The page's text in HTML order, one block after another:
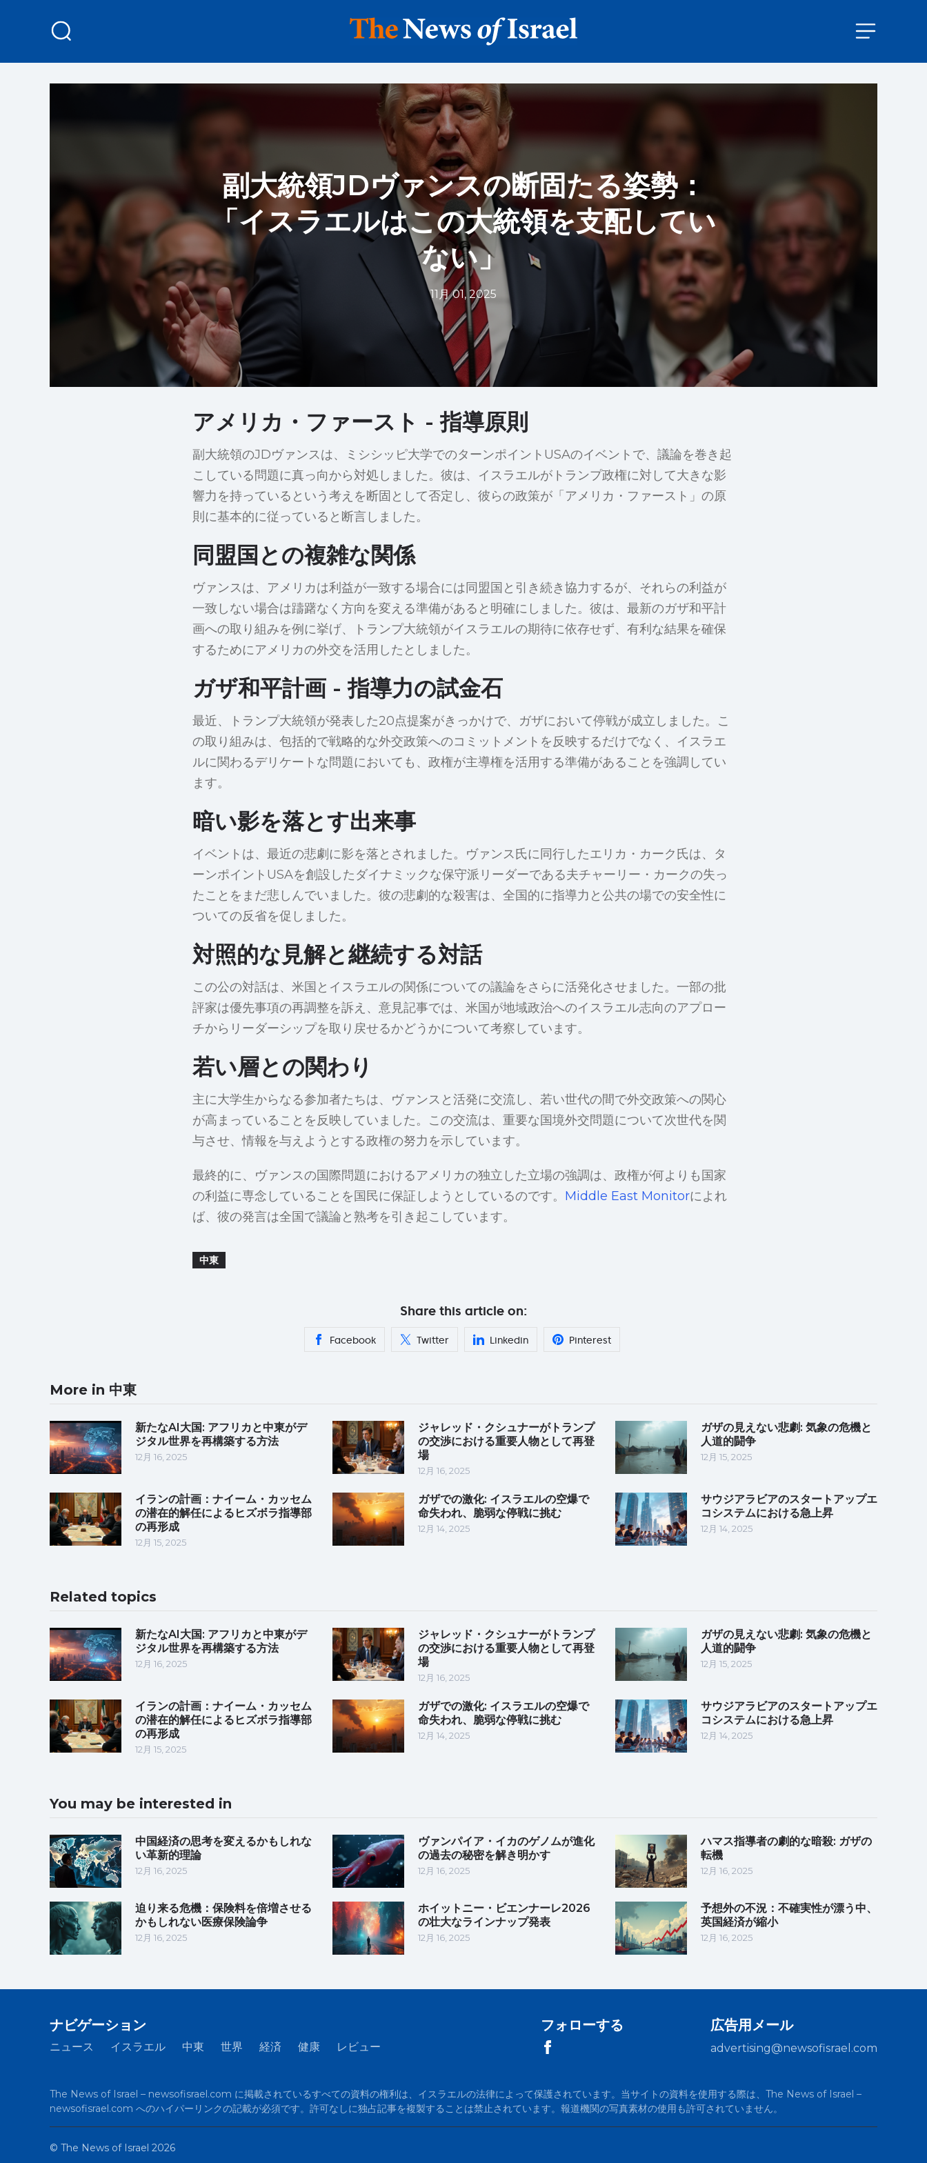
副大統領JDヴァンスの断固たる姿勢：
「イスラエルはこの大統領を支配してい
ない」
11月 01, 2025
アメリカ・ファースト - 指導原則
副大統領のJDヴァンスは、ミシシッピ大学でのターンポイントUSAのイベントで、議論を巻き起
こしている問題に真っ向から対処しました。彼は、イスラエルがトランプ政権に対して大きな影
響力を持っているという考えを断固として否定し、彼らの政策が「アメリカ・ファースト」の原
則に基本的に従っていると断言しました。
同盟国との複雑な関係
ヴァンスは、アメリカは利益が一致する場合には同盟国と引き続き協力するが、それらの利益が
一致しない場合は躊躇なく方向を変える準備があると明確にしました。彼は、最新のガザ和平計
画への取り組みを例に挙げ、トランプ大統領がイスラエルの期待に依存せず、有利な結果を確保
するためにアメリカの外交を活用したとしました。
ガザ和平計画 - 指導力の試金石
最近、トランプ大統領が発表した20点提案がきっかけで、ガザにおいて停戦が成立しました。こ
の取り組みは、包括的で戦略的な外交政策へのコミットメントを反映するだけでなく、イスラエ
ルに関わるデリケートな問題においても、政権が主導権を活用する準備があることを強調してい
ます。
暗い影を落とす出来事
イベントは、最近の悲劇に影を落とされました。ヴァンス氏に同行したエリカ・カーク氏は、タ
ーンポイントUSAを創設したダイナミックな保守派リーダーである夫チャーリー・カークの失っ
たことをまだ悲しんでいました。彼の悲劇的な殺害は、全国的に指導力と公共の場での安全性に
ついての反省を促しました。
対照的な見解と継続する対話
この公の対話は、米国とイスラエルの関係についての議論をさらに活発化させました。一部の批
評家は優先事項の再調整を訴え、意見記事では、米国が地域政治へのイスラエル志向のアプロー
チからリーダーシップを取り戻せるかどうかについて考察しています。
若い層との関わり
主に大学生からなる参加者たちは、ヴァンスと活発に交流し、若い世代の間で外交政策への関心
が高まっていることを反映していました。この交流は、重要な国境外交問題について次世代を関
与させ、情報を与えようとする政権の努力を示しています。
最終的に、ヴァンスの国際問題におけるアメリカの独立した立場の強調は、政権が何よりも国家
の利益に専念していることを国民に保証しようとしているのです。 Middle East Monitorによれ
ば、彼の発言は全国で議論と熟考を引き起こしています。
中東
Share this article on:
Facebook Twitter Linkedin Pinterest
More in 中東
新たなAI大国: アフリカと中東がデ
ジタル世界を再構築する方法
12月 16, 2025
ジャレッド・クシュナーがトランプ
の交渉における重要人物として再登
場
12月 16, 2025
ガザの見えない悲劇: 気象の危機と
人道的闘争
12月 15, 2025
イランの計画：ナイーム・カッセム
の潜在的解任によるヒズボラ指導部
の再形成
12月 15, 2025
ガザでの激化: イスラエルの空爆で
命失われ、脆弱な停戦に挑む
12月 14, 2025
サウジアラビアのスタートアップエ
コシステムにおける急上昇
12月 14, 2025
Related topics
新たなAI大国: アフリカと中東がデ
ジタル世界を再構築する方法
12月 16, 2025
ジャレッド・クシュナーがトランプ
の交渉における重要人物として再登
場
12月 16, 2025
ガザの見えない悲劇: 気象の危機と
人道的闘争
12月 15, 2025
イランの計画：ナイーム・カッセム
の潜在的解任によるヒズボラ指導部
の再形成
12月 15, 2025
ガザでの激化: イスラエルの空爆で
命失われ、脆弱な停戦に挑む
12月 14, 2025
サウジアラビアのスタートアップエ
コシステムにおける急上昇
12月 14, 2025
You may be interested in
中国経済の思考を変えるかもしれな
い革新的理論
12月 16, 2025
ヴァンパイア・イカのゲノムが進化
の過去の秘密を解き明かす
12月 16, 2025
ハマス指導者の劇的な暗殺: ガザの
転機
12月 16, 2025
迫り来る危機：保険料を倍増させる
かもしれない医療保険論争
12月 16, 2025
ホイットニー・ビエンナーレ2026
の壮大なラインナップ発表
12月 16, 2025
予想外の不況：不確実性が漂う中、
英国経済が縮小
12月 16, 2025
ナビゲーション
ニュース イスラエル 中東 世界 経済 健康 レビュー
フォローする 広告用メール
advertising@newsofisrael.com
The News of Israel – newsofisrael.com に掲載されているすべての資料の権利は、イスラエルの法律によって保護されています。当サイトの資料を使用する際は、The News of Israel –
newsofisrael.com へのハイパーリンクの記載が必須です。許可なしに独占記事を複製することは禁止されています。報道機関の写真素材の使用も許可されていません。
© The News of Israel 2026